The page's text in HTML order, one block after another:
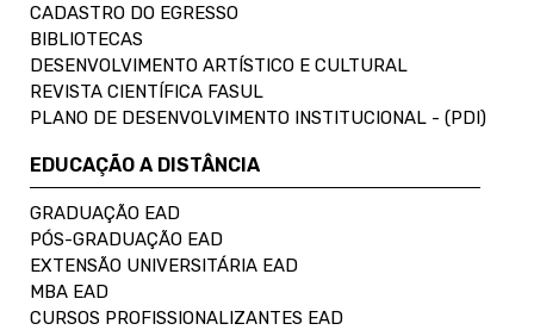
CADASTRO DO EGRESSO
BIBLIOTECAS
DESENVOLVIMENTO ARTÍSTICO E CULTURAL
REVISTA CIENTÍFICA FASUL
PLANO DE DESENVOLVIMENTO INSTITUCIONAL - (PDI)
EDUCAÇÃO A DISTÂNCIA
GRADUAÇÃO EAD
PÓS-GRADUAÇÃO EAD
EXTENSÃO UNIVERSITÁRIA EAD
MBA EAD
CURSOS PROFISSIONALIZANTES EAD